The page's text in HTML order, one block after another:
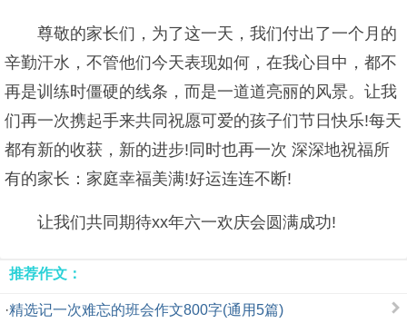
尊敬的家长们，为了这一天，我们付出了一个月的
辛勤汗水，不管他们今天表现如何，在我心目中，都不
再是训练时僵硬的线条，而是一道道亮丽的风景。让我
们再一次携起手来共同祝愿可爱的孩子们节日快乐!每天
都有新的收获，新的进步!同时也再一次 深深地祝福所
有的家长：家庭幸福美满!好运连连不断!
让我们共同期待xx年六一欢庆会圆满成功!
推荐作文：
·精选记一次难忘的班会作文800字(通用5篇)